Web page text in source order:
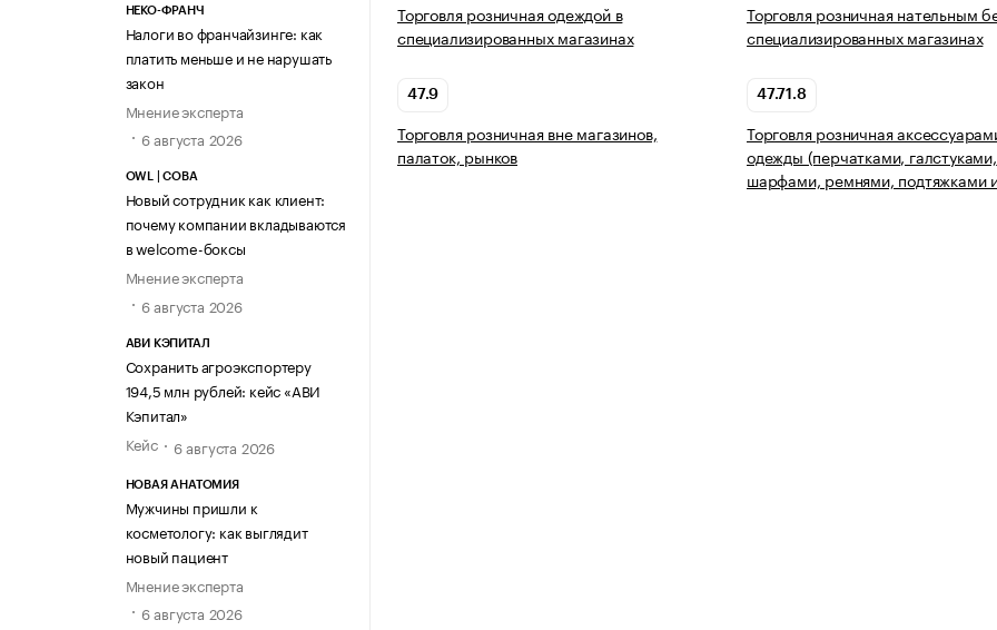
НЕКО-ФРАНЧ
Налоги во франчайзинге: как
платить меньше и не нарушать
закон
Мнение эксперта
6 августа 2026
OWL | СОВА
Новый сотрудник как клиент:
почему компании вкладываются
в welcome-боксы
Мнение эксперта
6 августа 2026
АВИ КЭПИТАЛ
Сохранить агроэкспортеру
194,5 млн рублей: кейс «АВИ
Кэпитал»
Кейс
6 августа 2026
НОВАЯ АНАТОМИЯ
Мужчины пришли к
косметологу: как выглядит
новый пациент
Мнение эксперта
6 августа 2026
Торговля розничная одеждой в
специализированных магазинах
Торговля розничная нательным
специализированных магазинах
47.9
Торговля розничная вне магазинов,
палаток, рынков
47.71.8
Торговля розничная
одежды (перчатками, галстуками,
шарфами, ремнями, подтяжками